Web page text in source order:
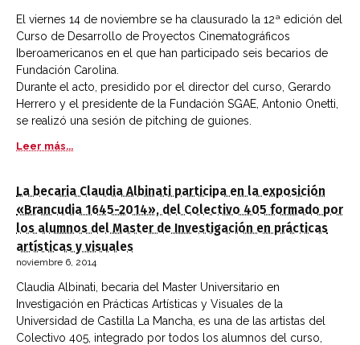
El viernes 14 de noviembre se ha clausurado la 12ª edición del
Curso de Desarrollo de Proyectos Cinematográficos
Iberoamericanos en el que han participado seis becarios de
Fundación Carolina.
Durante el acto, presidido por el director del curso, Gerardo
Herrero y el presidente de la Fundación SGAE, Antonio Onetti,
se realizó una sesión de pitching de guiones.
Leer más...
La becaria Claudia Albinati participa en la exposición
«Brancudia 1645-2014», del Colectivo 405 formado por
los alumnos del Master de Investigación en prácticas
artísticas y visuales
noviembre 6, 2014
Claudia Albinati, becaria del Master Universitario en
Investigación en Prácticas Artísticas y Visuales de la
Universidad de Castilla La Mancha, es una de las artistas del
Colectivo 405, integrado por todos los alumnos del curso,